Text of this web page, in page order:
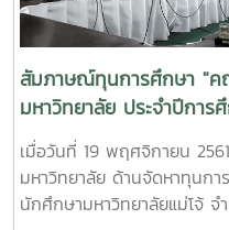
สัมภาษณ์ทุนการศึกษา "ค
มหาวิทยาลัย ประจำปีการ
เมื่อวันที่ 19 พฤศจิกายน
มหาวิทยาลัย ด้านจัดหาทุนก
นักศึกษามหาวิทยาลัยแม่โจ้